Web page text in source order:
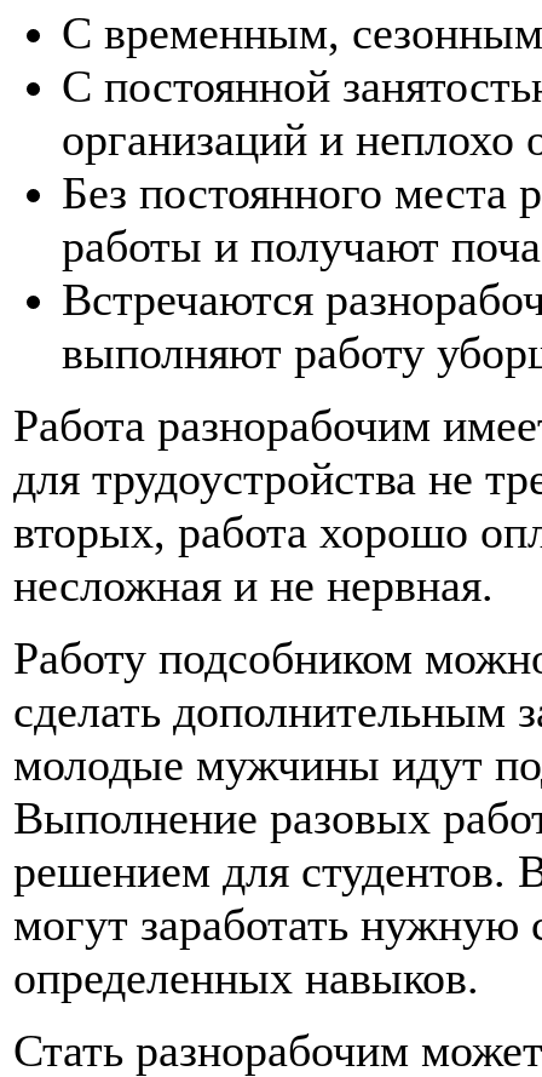
С временным, сезонным
С постоянной
организаций и неплохо
Без постоянного
работы и получают
Встречаются
выполняют работу
Работа разнорабочим
для трудоустройства не
вторых, работа хорошо
несложная и не нервная.
Работу подсобником
сделать дополнительным
молодые мужчины идут
Выполнение разовых
решением для
могут заработать нужную
определенных навыков.
Стать разнорабочим